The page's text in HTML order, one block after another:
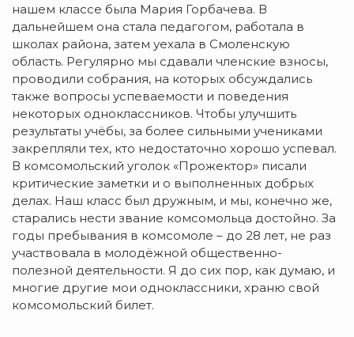
нашем классе была Мария Горбачева. В
дальнейшем она стала педагогом, работала в
школах района, затем уехала в Смоленскую
область. Регулярно мы сдавали членские взносы,
проводили собрания, на которых обсуждались
также вопросы успеваемости и поведения
некоторых одноклассников. Чтобы улучшить
результаты учёбы, за более сильными учениками
закрепляли тех, кто недостаточно хорошо успевал.
В комсомольский уголок «Прожектор» писали
критические заметки и о выполненных добрых
делах. Наш класс был дружным, и мы, конечно же,
старались нести звание комсомольца достойно. За
годы пребывания в комсомоле – до 28 лет, не раз
участвовала в молодёжной общественно-
полезной деятельности. Я до сих пор, как думаю, и
многие другие мои одноклассники, храню свой
комсомольский билет.